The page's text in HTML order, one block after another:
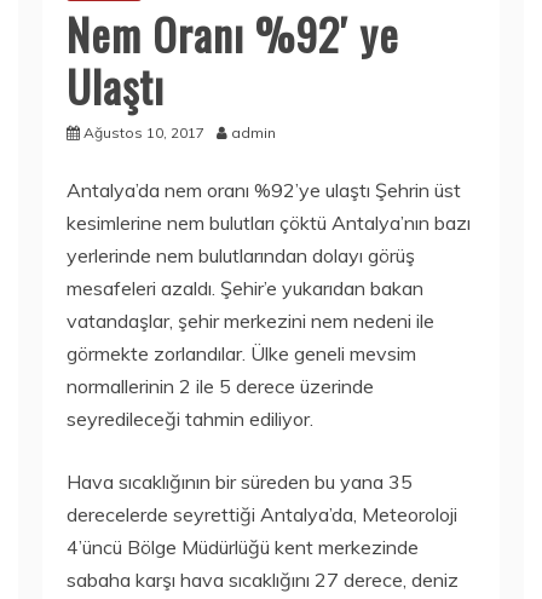
Nem Oranı %92′ ye
Ulaştı
Ağustos 10, 2017 admin
Antalya’da nem oranı %92’ye ulaştı Şehrin üst
kesimlerine nem bulutları çöktü Antalya’nın bazı
yerlerinde nem bulutlarından dolayı görüş
mesafeleri azaldı. Şehir’e yukarıdan bakan
vatandaşlar, şehir merkezini nem nedeni ile
görmekte zorlandılar. Ülke geneli mevsim
normallerinin 2 ile 5 derece üzerinde
seyredileceği tahmin ediliyor.
Hava sıcaklığının bir süreden bu yana 35
derecelerde seyrettiği Antalya’da, Meteoroloji
4’üncü Bölge Müdürlüğü kent merkezinde
sabaha karşı hava sıcaklığını 27 derece, deniz